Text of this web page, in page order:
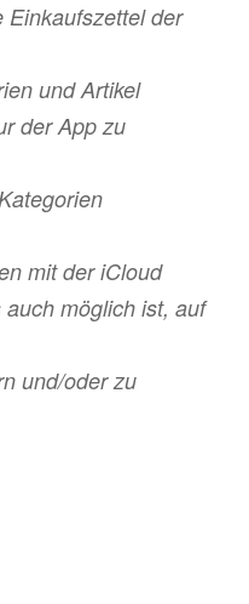
Einkaufszettel der
und Artikel
der App zu
mit der iCloud
möglich ist, auf
und/oder zu